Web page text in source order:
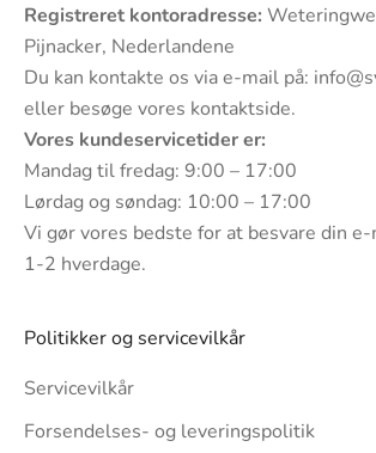
Registreret kontoradresse:
Pijnacker, Nederlandene
Du kan kontakte os via e-mail på:
eller besøge vores kontaktside.
Vores kundeservicetider er:
Mandag til fredag: 9:00 – 17:00
Lørdag og søndag: 10:00 – 17:00
Vi gør vores bedste for at besvare din
1-2 hverdage.
Politikker og servicevilkår
Servicevilkår
Forsendelses- og leveringspolitik